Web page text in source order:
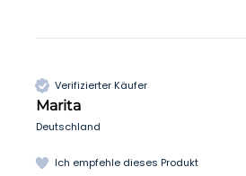
Verifizierter Käufer
Marita
Deutschland
Ich empfehle dieses Produkt